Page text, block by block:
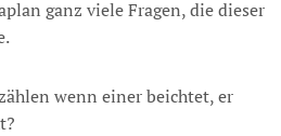
ganz viele Fragen, die dieser
wenn einer beichtet, er